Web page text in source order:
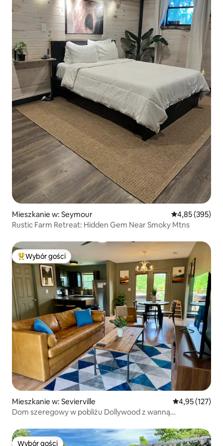
Mieszkanie w: Seymour Średnia
4,85 (395)
Rustic Farm Retreat: Hidden Gem Near Smoky Mtns
Najpopularniejsze z kategorii Wybór gości
Wybór gości
Mieszkanie w: Sevierville Średnia
4,95 (127)
Dom szeregowy w pobliżu Dollywood z wanną
Wybór gości